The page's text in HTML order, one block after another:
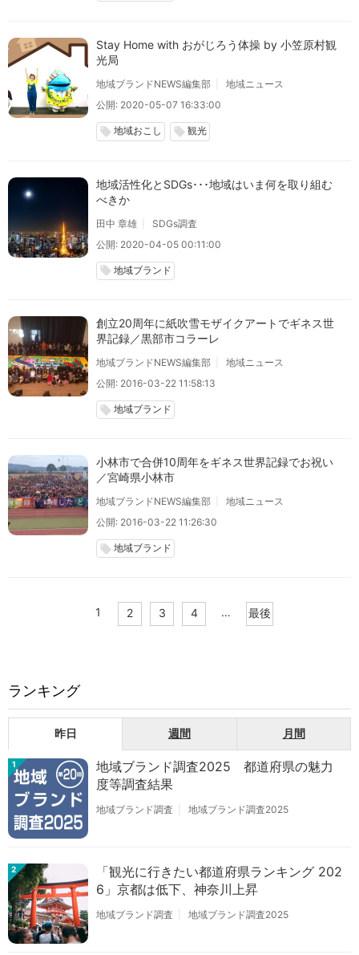
Stay Home with おがじろう体操 by 小笠原村観
光局
地域ブランドNEWS編集部
地域ニュース
公開: 2020-05-07 16:33:00
local_offer 地域おこし local_offer 観光
地域活性化とSDGs･･･地域はいま何を取り組む
べきか
田中 章雄
SDGs調査
公開: 2020-04-05 00:11:00
local_offer 地域ブランド
創立20周年に紙吹雪モザイクアートでギネス世
界記録／黒部市コラーレ
地域ブランドNEWS編集部
地域ニュース
公開: 2016-03-22 11:58:13
local_offer 地域ブランド
小林市で合併10周年をギネス世界記録でお祝い
／宮崎県小林市
地域ブランドNEWS編集部
地域ニュース
公開: 2016-03-22 11:26:30
local_offer 地域ブランド
1 2 3 4 … 最後
ランキング
昨日 週間 月間
1
地域ブランド調査2025 都道府県の魅力
度等調査結果
地域ブランド調査 地域ブランド調査2025
2
「観光に行きたい都道府県ランキング 202
6」京都は低下、神奈川上昇
地域ブランド調査 地域ブランド調査2025